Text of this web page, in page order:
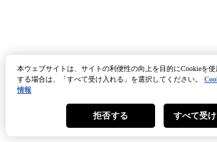
本ウェブサイトは、サイトの利便性の向上を目的にCookieを
する場合は、「すべて受け入れる」を選択してください。
情報
拒否する すべて受